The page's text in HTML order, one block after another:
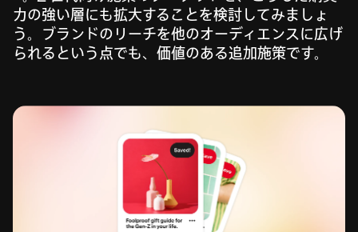
力の強い層にも拡大することを検討してみましょ
う。ブランドのリーチを他のオーディエンスに広げ
られるという点でも、価値のある追加施策です。